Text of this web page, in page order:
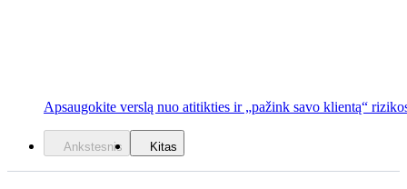
Apsaugokite verslą nuo atitikties ir „pažink savo klientą“
Ankstesnis Kitas